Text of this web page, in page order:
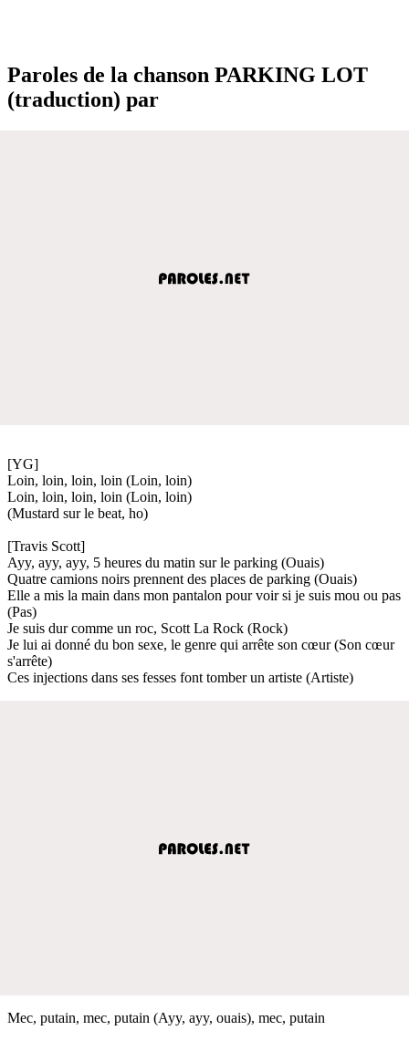
Paroles de la chanson PARKING LOT
(traduction) par
[YG]
Loin, loin, loin, loin (Loin, loin)
Loin, loin, loin, loin (Loin, loin)
(Mustard sur le beat, ho)
[Travis Scott]
Ayy, ayy, ayy, 5 heures du matin sur le parking (Ouais)
Quatre camions noirs prennent des places de parking (Ouais)
Elle a mis la main dans mon pantalon pour voir si je suis mou ou pas
(Pas)
Je suis dur comme un roc, Scott La Rock (Rock)
Je lui ai donné du bon sexe, le genre qui arrête son cœur (Son cœur
s'arrête)
Ces injections dans ses fesses font tomber un artiste (Artiste)
Mec, putain, mec, putain (Ayy, ayy, ouais), mec, putain